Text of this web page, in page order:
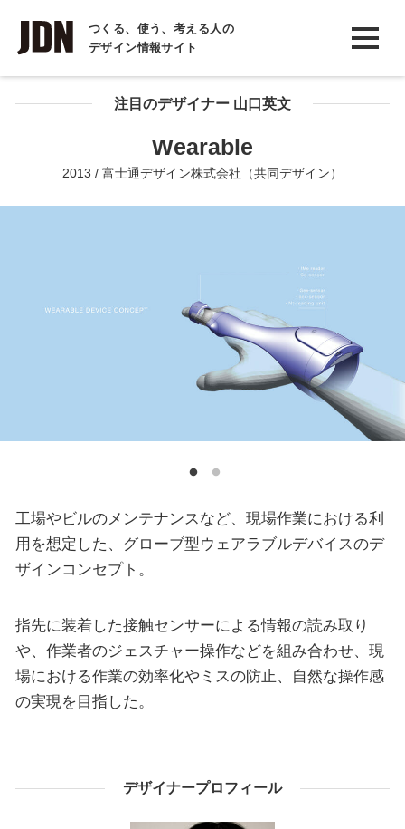
つくる、使う、考える人の
デザイン情報サイト
INTERVIEW
インタビュー
REPORT
COLUMN
注目のデザイナー 山口英文
Wearable
2013 / 富士通デザイン株式会社（共同デザイン）
工場やビルのメンテナンスなど、現場作業における利
用を想定した、グローブ型ウェアラブルデバイスのデ
ザインコンセプト。
指先に装着した接触センサーによる情報の読み取り
や、作業者のジェスチャー操作などを組み合わせ、現
場における作業の効率化やミスの防止、自然な操作感
の実現を目指した。
デザイナープロフィール